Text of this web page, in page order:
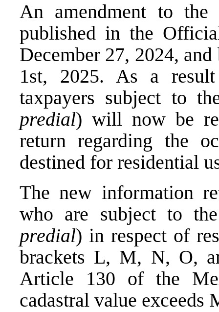
An amendment to
published in the
December 27, 2024,
1st, 2025. As a
taxpayers subject to
predial) will now be
return regarding the
destined for residential
The new information
who are subject to
predial) in respect of
brackets L, M, N, O,
Article 130 of the
cadastral value exceeds